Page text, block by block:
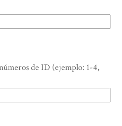
de ID (ejemplo: 1-4,